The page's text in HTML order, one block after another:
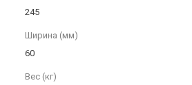
245
Ширина (мм)
60
Вес (кг)